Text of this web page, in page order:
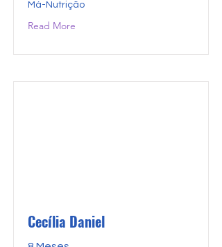
Má-Nutrição
Read More
Cecília Daniel